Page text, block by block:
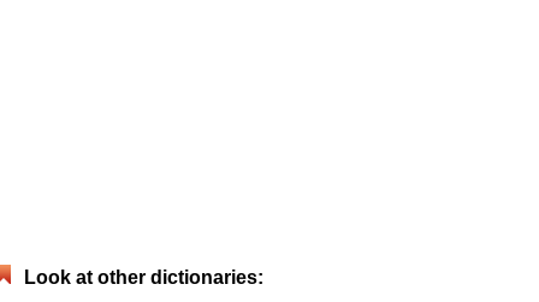
Look at other dictionaries: